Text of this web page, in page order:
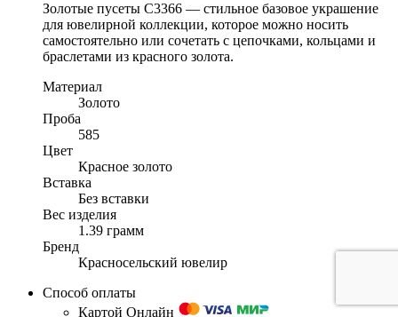
Золотые пусеты С3366 — стильное базовое украшение
для ювелирной коллекции, которое можно носить
самостоятельно или сочетать с цепочками, кольцами и
браслетами из красного золота.
Материал
Золото
Проба
585
Цвет
Красное золото
Вставка
Без вставки
Вес изделия
1.39 грамм
Бренд
Красносельский ювелир
Способ оплаты
Картой Онлайн